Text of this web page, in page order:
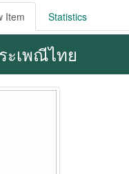
Item Statistics
ะเพณีไทย